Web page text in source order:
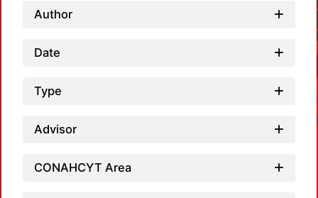
Author
Date
Type
Advisor
CONAHCYT Area